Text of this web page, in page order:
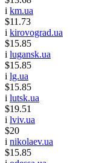
i km.ua
$11.73
i kirovograd.ua
$15.85
i lugansk.ua
$15.85
i lg.ua
$15.85
i lutsk.ua
$19.51
i lviv.ua
$20
i nikolaev.ua
$15.85